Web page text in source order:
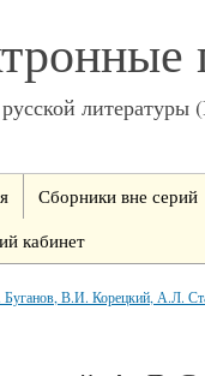
Сборники вне серий
кабинет
В.И. Корецкий, А.Л.